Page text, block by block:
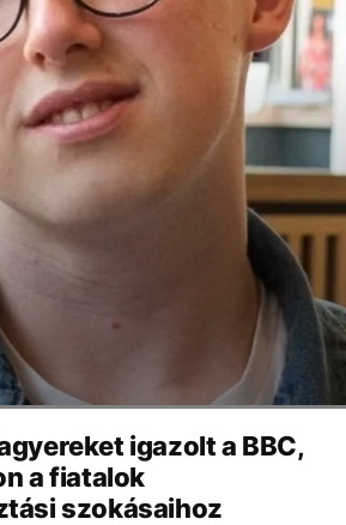
igazolt a BBC,
a fiatalok
szokásaihoz